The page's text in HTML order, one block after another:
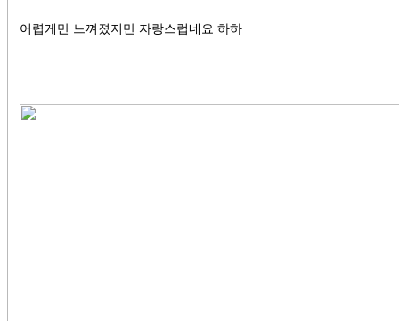
어렵게만 느껴졌지만 자랑스럽네요 하하